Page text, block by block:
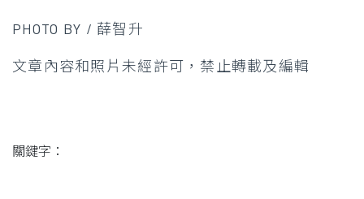
PHOTO BY / 薛智升
文章內容和照片未經許可，禁止轉載及編輯
關鍵字：